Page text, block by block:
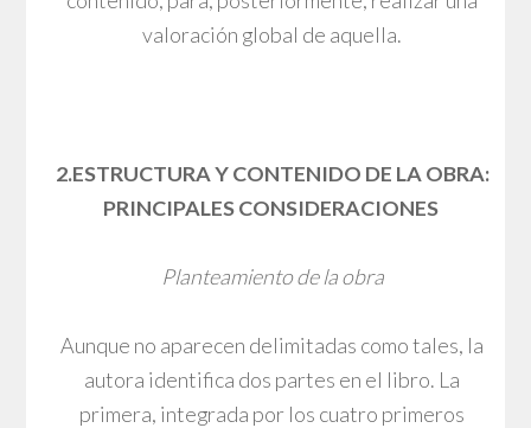
valoración global de aquella.
2.ESTRUCTURA Y CONTENIDO DE LA OBRA:
PRINCIPALES CONSIDERACIONES
Planteamiento de la obra
Aunque no aparecen delimitadas como tales, la
autora identifica dos partes en el libro. La
primera, integrada por los cuatro primeros